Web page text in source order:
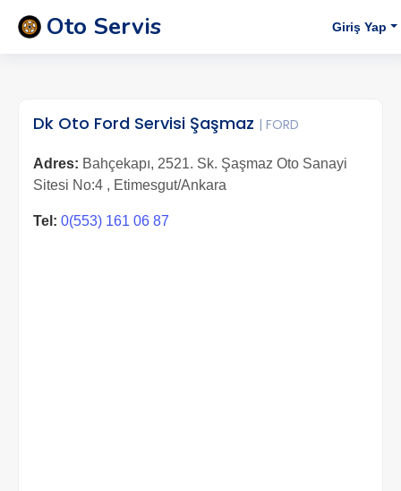
Oto Servis Giriş Yap
Dk Oto Ford Servisi Şaşmaz | FORD
Adres: Bahçekapı, 2521. Sk. Şaşmaz Oto Sanayi
Sitesi No:4 , Etimesgut/Ankara
Tel: 0(553) 161 06 87